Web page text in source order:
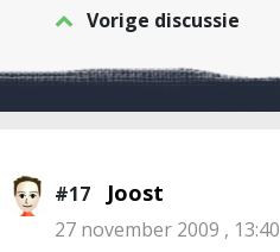
Vorige discussie
#17 Joost
27 november 2009 , 13:40